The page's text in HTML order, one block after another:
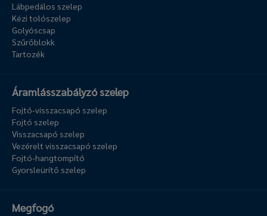
Lábpedálos szelep
Kézi tolószelep
Golyóscsap
Szűrőblokk
Tartozék
Áramlásszabályzó szelep
Fojtó-visszacsapó szelep
Fojtó szelep
Visszacsapó szelep
Vezérelt visszacsapó szelep
Fojtó-hangtompító
Gyorsleürítő szelep
Megfogó